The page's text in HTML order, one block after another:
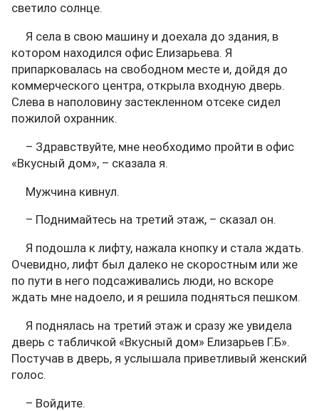
светило солнце.
Я села в свою машину и доехала до здания, в
котором находился офис Елизарьева. Я
припарковалась на свободном месте и, дойдя до
коммерческого центра, открыла входную дверь.
Слева в наполовину застекленном отсеке сидел
пожилой охранник.
– Здравствуйте, мне необходимо пройти в офис
«Вкусный дом», – сказала я.
Мужчина кивнул.
– Поднимайтесь на третий этаж, – сказал он.
Я подошла к лифту, нажала кнопку и стала ждать.
Очевидно, лифт был далеко не скоростным или же
по пути в него подсаживались люди, но вскоре
ждать мне надоело, и я решила подняться пешком.
Я поднялась на третий этаж и сразу же увидела
дверь с табличкой «Вкусный дом» Елизарьев Г.Б».
Постучав в дверь, я услышала приветливый женский
голос.
– Войдите.